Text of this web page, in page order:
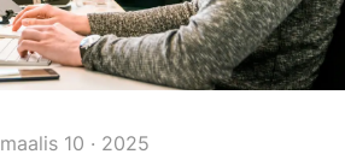
maalis 10 · 2025